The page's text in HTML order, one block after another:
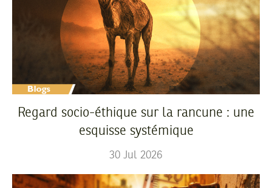
Regard socio-éthique sur la rancune : une
esquisse systémique
30 Jul 2026